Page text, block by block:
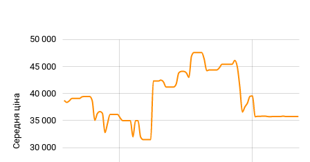
Середня ціна 20 000
30 000
35 000
40 000
45 000
50 000